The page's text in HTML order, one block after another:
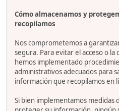
Cómo almacenamos y
recopilamos
Nos comprometemos a
segura. Para evitar el acceso o
hemos implementado
administrativos adecuados para
información que recopilamos en
Si bien implementamos medidas